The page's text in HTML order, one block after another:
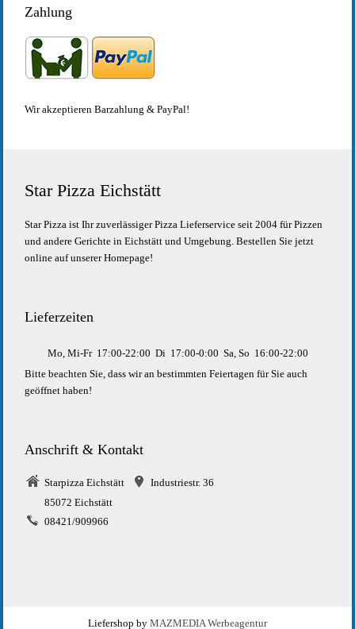
Zahlung
Wir akzeptieren Barzahlung & PayPal!
Star Pizza Eichstätt
Star Pizza ist Ihr zuverlässiger Pizza Lieferservice seit 2004 für Pizzen
und andere Gerichte in Eichstätt und Umgebung. Bestellen Sie jetzt
online auf unserer Homepage!
Lieferzeiten
Mo, Mi-Fr 17:00-22:00 Di 17:00-0:00 Sa, So 16:00-22:00
Bitte beachten Sie, dass wir an bestimmten Feiertagen für Sie auch
geöffnet haben!
Anschrift & Kontakt
Starpizza Eichstätt
Industriestr. 36
85072 Eichstätt
08421/909966
Liefershop by MAZMEDIA Werbeagentur